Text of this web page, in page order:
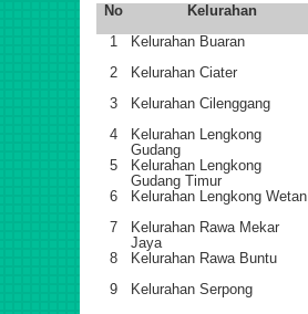
No Kelurahan
1
Kelurahan Buaran
2
Kelurahan Ciater
3
Kelurahan Cilenggang
4
Kelurahan Lengkong
Gudang
5
Kelurahan Lengkong
Gudang Timur
6
Kelurahan Lengkong Wetan
7
Kelurahan Rawa Mekar
Jaya
8
Kelurahan Rawa Buntu
9
Kelurahan Serpong